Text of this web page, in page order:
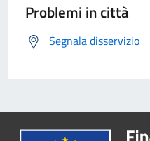
Problemi in città
Segnala disservizio